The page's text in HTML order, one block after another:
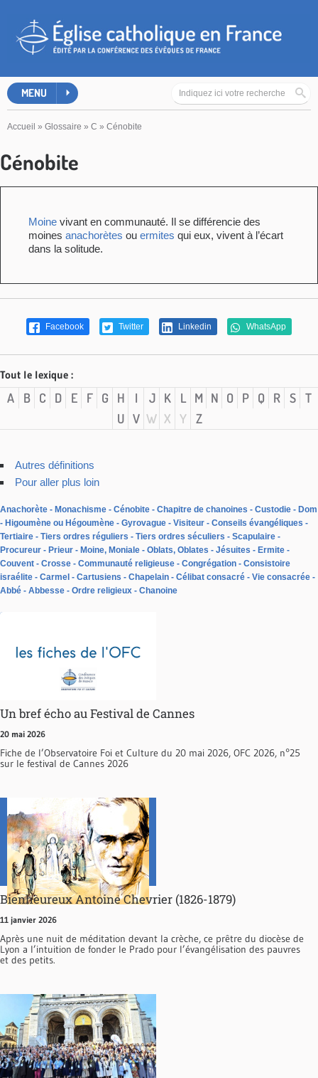
MENU
Accueil » Glossaire » C » Cénobite
Cénobite
Moine vivant en communauté. Il se différencie des
moines anachorètes ou ermites qui eux, vivent à l’écart
dans la solitude.
Facebook Twitter Linkedin WhatsApp
Tout le lexique :
A B C D E F G H I J K L M N O P Q R S
T
U V W X Y Z
Autres définitions
Pour aller plus loin
Anachorète Monachisme Cénobite Chapitre de chanoines Custodie
Dom
Higoumène ou Hégoumène
Gyrovague Visiteur
Conseils évangéliques
Tertiaire
Tiers ordres réguliers Tiers ordres séculiers
Scapulaire
Procureur
Prieur Moine, Moniale Oblats, Oblates Jésuites
Ermite
Couvent
Crosse Communauté religieuse Congrégation
Consistoire
israélite
Carmel Cartusiens Chapelain Célibat consacré
Vie consacrée
Abbé
Abbesse Ordre religieux Chanoine
Un bref écho au Festival de Cannes
20 mai 2026
Fiche de l’Observatoire Foi et Culture du 20 mai 2026, OFC 2026, n°25
sur le festival de Cannes 2026
Bienheureux Antoine Chevrier (1826-1879)
11 janvier 2026
Après une nuit de méditation devant la crèche, ce prêtre du diocèse de
Lyon a l’intuition de fonder le Prado pour l’évangélisation des pauvres
et des petits.